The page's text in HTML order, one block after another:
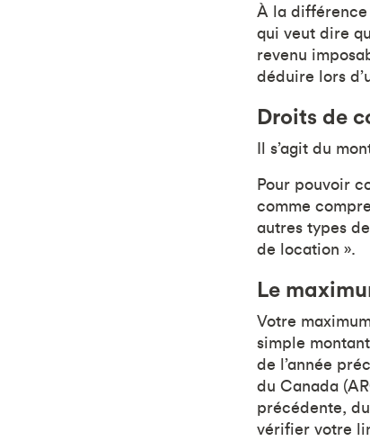
À la différence
qui veut dire
revenu
déduire lors
Droits de
Il s’agit du
Pour pouvoir
comme
autres types
de location ».
Le
Votre
simple
de l’année
du Canada
précédente,
vérifier votre